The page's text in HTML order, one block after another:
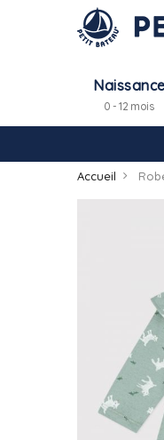
Naissance
0 - 12 mois
Accueil